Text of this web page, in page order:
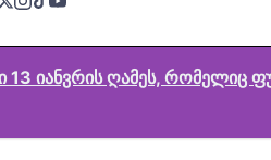
13 იანვრის ღამეს, რომელიც